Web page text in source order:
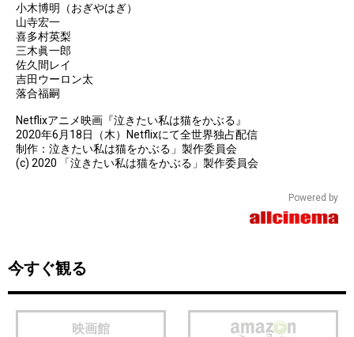
小木博明（おぎやはぎ）
山寺宏一
喜多村英梨
三木眞一郎
佐久間レイ
吉田ウーロン太
落合福嗣
Netflixアニメ映画『泣きたい私は猫をかぶる』
2020年6月18日（木）Netflixにて全世界独占配信
制作：泣きたい私は猫をかぶる」製作委員会
(c) 2020 「泣きたい私は猫をかぶる」製作委員会
Powered by
今すぐ観る
映画館